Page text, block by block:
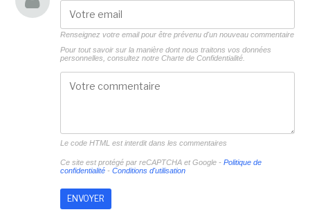
Renseignez votre email pour être prévenu d'un nouveau commentaire
Pour tout savoir sur la manière dont nous traitons vos données
personnelles, consultez notre Charte de Confidentialité.
Le code HTML est interdit dans les commentaires
Ce site est protégé par reCAPTCHA et Google - Politique de
confidentialité- Conditions d'utilisation